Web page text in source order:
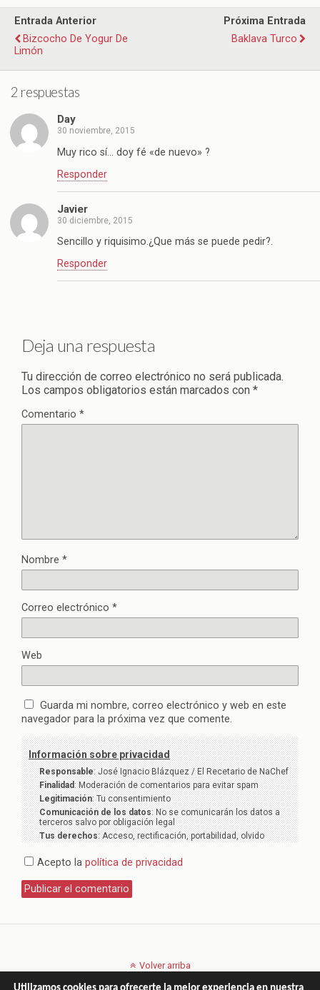
Entrada Anterior
Bizcocho De Yogur De
Limón
Próxima Entrada
Baklava Turco
2 respuestas
Day
30 noviembre, 2015
Muy rico sí… doy fé «de nuevo» ?
Responder
Javier
30 diciembre, 2015
Sencillo y riquisimo.¿Que más se puede pedir?.
Responder
Deja una respuesta
Tu dirección de correo electrónico no será publicada.
Los campos obligatorios están marcados con *
Comentario *
Nombre *
Correo electrónico *
Web
Guarda mi nombre, correo electrónico y web en este
navegador para la próxima vez que comente.
Información sobre privacidad
Responsable: José Ignacio Blázquez / El Recetario de NaChef
Finalidad: Moderación de comentarios para evitar spam
Legitimación: Tu consentimiento
Comunicación de los datos: No se comunicarán los datos a
terceros salvo por obligación legal
Tus derechos: Acceso, rectificación, portabilidad, olvido
Acepto la política de privacidad
Volver arriba